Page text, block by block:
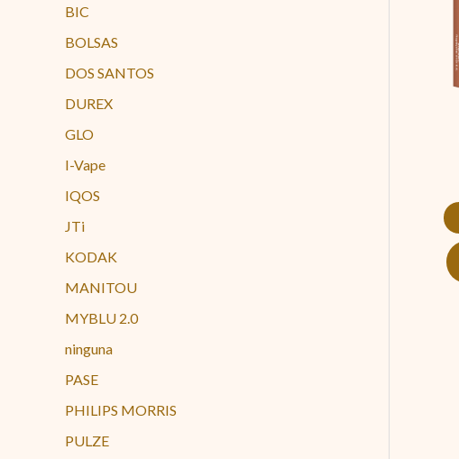
BIC
BOLSAS
DOS SANTOS
DUREX
GLO
I-Vape
IQOS
JTi
KODAK
MANITOU
MYBLU 2.0
ninguna
PASE
PHILIPS MORRIS
PULZE